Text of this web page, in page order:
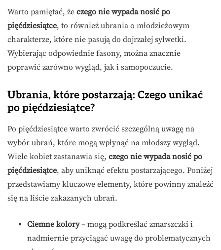
Warto pamiętać, że czego nie wypada nosić po
pięćdziesiątce, to również ubrania o młodzieżowym
charakterze, które nie pasują do dojrzałej sylwetki.
Wybierając odpowiednie fasony, można znacznie
poprawić zarówno wygląd, jak i samopoczucie.
Ubrania, które postarzają: Czego unikać
po pięćdziesiątce?
Po pięćdziesiątce warto zwrócić szczególną uwagę na
wybór ubrań, które mogą wpłynąć na młodszy wygląd.
Wiele kobiet zastanawia się, czego nie wypada nosić po
pięćdziesiątce, aby uniknąć efektu postarzającego. Poniżej
przedstawiamy kluczowe elementy, które powinny znaleźć
się na liście zakazanych ubrań.
Ciemne kolory– mogą podkreślać zmarszczki i
nadmiernie przyciągać uwagę do problematycznych